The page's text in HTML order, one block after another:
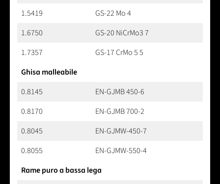
1.5419
GS-22 Mo 4
1.6750
GS-20 NiCrMo3 7
1.7357
GS-17 CrMo 5 5
Ghisa malleabile
0.8145
EN-GJMB 450-6
0.8170
EN-GJMB 700-2
0.8045
EN-GJMW-450-7
0.8055
EN-GJMW-550-4
Rame puro a bassa lega